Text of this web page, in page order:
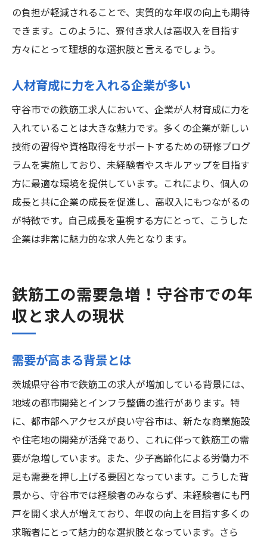
の負担が軽減されることで、実質的な年収の向上も期待
できます。このように、寮付き求人は高収入を目指す
方々にとって理想的な選択肢と言えるでしょう。
人材育成に力を入れる企業が多い
守谷市での鉄筋工求人において、企業が人材育成に力を
入れていることは大きな魅力です。多くの企業が新しい
技術の習得や資格取得をサポートするための研修プログ
ラムを実施しており、未経験者やスキルアップを目指す
方に最適な環境を提供しています。これにより、個人の
成長と共に企業の成長を促進し、高収入にもつながるの
が特徴です。自己成長を重視する方にとって、こうした
企業は非常に魅力的な求人先となります。
鉄筋工の需要急増！守谷市での年
収と求人の現状
需要が高まる背景とは
茨城県守谷市で鉄筋工の求人が増加している背景には、
地域の都市開発とインフラ整備の進行があります。特
に、都市部へアクセスが良い守谷市は、新たな商業施設
や住宅地の開発が活発であり、これに伴って鉄筋工の需
要が急増しています。また、少子高齢化による労働力不
足も需要を押し上げる要因となっています。こうした背
景から、守谷市では経験者のみならず、未経験者にも門
戸を開く求人が増えており、年収の向上を目指す多くの
求職者にとって魅力的な選択肢となっています。さら